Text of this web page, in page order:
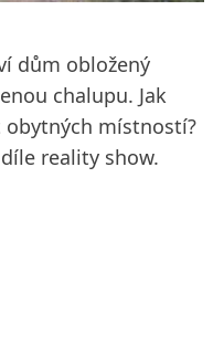
dům obložený
chalupu. Jak
místností?
reality show.